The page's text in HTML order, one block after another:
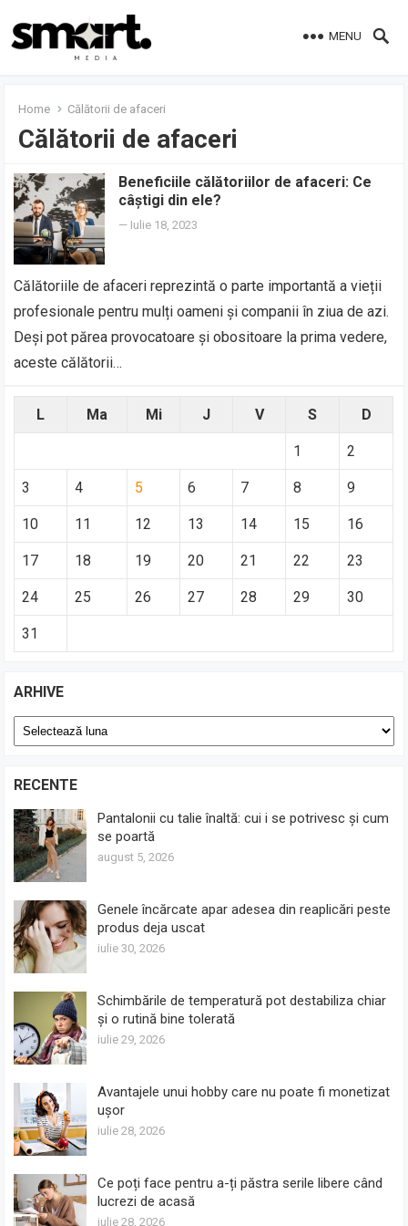
MENU
Home Călătorii de afaceri
Călătorii de afaceri
Beneficiile călătoriilor de afaceri: Ce
câștigi din ele?
— Iulie 18, 2023
Călătoriile de afaceri reprezintă o parte importantă a vieții
profesionale pentru mulți oameni și companii în ziua de azi.
Deși pot părea provocatoare și obositoare la prima vedere,
aceste călătorii…
L Ma Mi J V S D
1 2
3 4 5 6 7 8 9
10 11 12 13 14 15 16
17 18 19 20 21 22 23
24 25 26 27 28 29 30
31
ARHIVE
Arhive
RECENTE
Pantalonii cu talie înaltă: cui i se potrivesc și cum
se poartă
august 5, 2026
Genele încărcate apar adesea din reaplicări peste
produs deja uscat
iulie 30, 2026
Schimbările de temperatură pot destabiliza chiar
și o rutină bine tolerată
iulie 29, 2026
Avantajele unui hobby care nu poate fi monetizat
ușor
iulie 28, 2026
Ce poți face pentru a-ți păstra serile libere când
lucrezi de acasă
iulie 28, 2026